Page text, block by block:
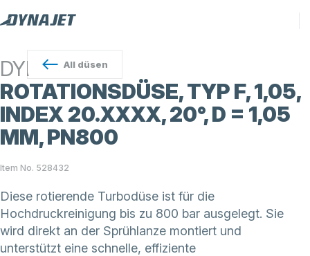
All düsen
DYNAJET
ROTATIONSDÜSE, TYP F, 1,05,
INDEX 20.XXXX, 20°, D = 1,05
MM, PN800
Item No. 528432
Diese rotierende Turbodüse ist für die
Hochdruckreinigung bis zu 800 bar ausgelegt. Sie
wird direkt an der Sprühlanze montiert und
unterstützt eine schnelle, effiziente